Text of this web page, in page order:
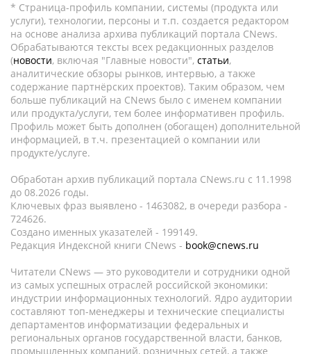
* Страница-профиль компании, системы (продукта или
услуги), технологии, персоны и т.п. создается редактором
на основе анализа архива публикаций портала CNews.
Обрабатываются тексты всех редакционных разделов
(новости, включая "Главные новости", статьи,
аналитические обзоры рынков, интервью, а также
содержание партнёрских проектов). Таким образом, чем
больше публикаций на CNews было с именем компании
или продукта/услуги, тем более информативен профиль.
Профиль может быть дополнен (обогащен) дополнительной
информацией, в т.ч. презентацией о компании или
продукте/услуге.
Обработан архив публикаций портала CNews.ru c 11.1998
до 08.2026 годы.
Ключевых фраз выявлено - 1463082, в очереди разбора -
724626.
Создано именных указателей - 199149.
Редакция Индексной книги CNews - book@cnews.ru
Читатели CNews — это руководители и сотрудники одной
из самых успешных отраслей российской экономики:
индустрии информационных технологий. Ядро аудитории
составляют топ-менеджеры и технические специалисты
департаментов информатизации федеральных и
региональных органов государственной власти, банков,
промышленных компаний, розничных сетей, а также